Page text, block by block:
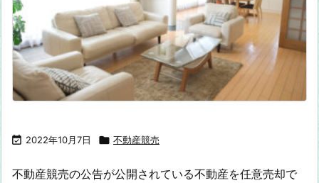
 2022年10月7日  不動産競売
不動産競売の公告が公開されている不動産を任意売却で